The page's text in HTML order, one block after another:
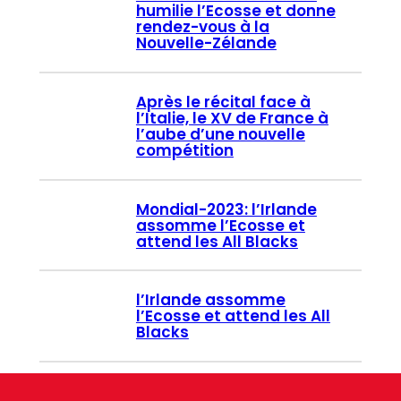
humilie l’Ecosse et donne
rendez-vous à la
Nouvelle-Zélande
Après le récital face à
l’Italie, le XV de France à
l’aube d’une nouvelle
compétition
Mondial-2023: l’Irlande
assomme l’Ecosse et
attend les All Blacks
l’Irlande assomme
l’Ecosse et attend les All
Blacks